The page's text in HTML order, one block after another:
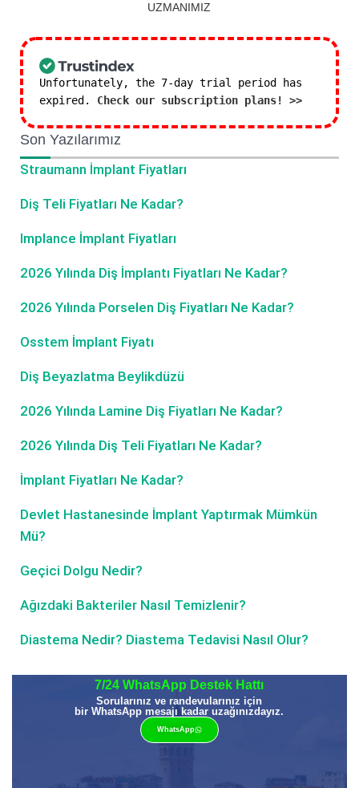
UZMANIMIZ
Unfortunately, the 7-day trial period has
expired. Check our subscription plans! >>
Son Yazılarımız
Straumann İmplant Fiyatları
Diş Teli Fiyatları Ne Kadar?
Implance İmplant Fiyatları
2026 Yılında Diş İmplantı Fiyatları Ne Kadar?
2026 Yılında Porselen Diş Fiyatları Ne Kadar?
Osstem İmplant Fiyatı
Diş Beyazlatma Beylikdüzü
2026 Yılında Lamine Diş Fiyatları Ne Kadar?
2026 Yılında Diş Teli Fiyatları Ne Kadar?
İmplant Fiyatları Ne Kadar?
Devlet Hastanesinde İmplant Yaptırmak Mümkün
Mü?
Geçici Dolgu Nedir?
Ağızdaki Bakteriler Nasıl Temizlenir?
Diastema Nedir? Diastema Tedavisi Nasıl Olur?
7/24 WhatsApp Destek Hattı
Sorularınız ve randevularınız için
bir WhatsApp mesajı kadar uzağınızdayız.
WhatsApp